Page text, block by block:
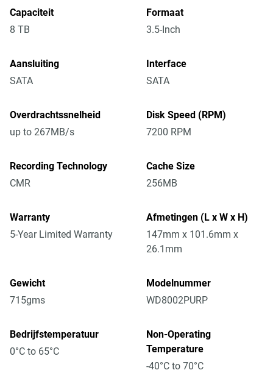
Capaciteit
8 TB
Formaat
3.5-Inch
Aansluiting
SATA
Interface
SATA
Overdrachtssnelheid
up to 267MB/s
Disk Speed (RPM)
7200 RPM
Recording Technology
CMR
Cache Size
256MB
Warranty
5-Year Limited Warranty
Afmetingen (L x W x H)
147mm x 101.6mm x
26.1mm
Gewicht
715gms
Modelnummer
WD8002PURP
Bedrijfstemperatuur
0°C to 65°C
Non-Operating
Temperature
-40°C to 70°C